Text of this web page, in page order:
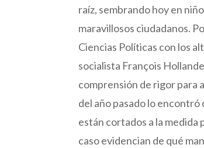
raíz, sembrando hoy en
maravillosos ciudadanos.
Ciencias Políticas con los
socialista François
comprensión de rigor para
del año pasado lo encontró
están cortados a la medida
caso evidencian de qué